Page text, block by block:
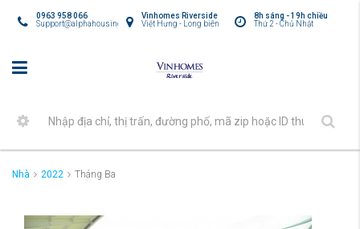
8h sáng - 19h chiều
Thứ 2 - Chủ Nhật
Vinhomes Riverside
Việt Hưng - Long biên
0963 958 066
Support@alphahousing.vn
Nhà 2022 Tháng Ba